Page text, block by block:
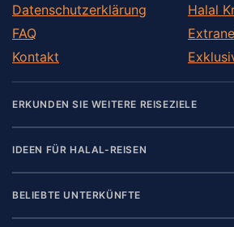
Datenschutzerklärung
FAQ
Kontakt
Halal
ERKUNDEN SIE WEITERE REISEZIELE
IDEEN FÜR HALAL-REISEN
BELIEBTE UNTERKÜNFTE